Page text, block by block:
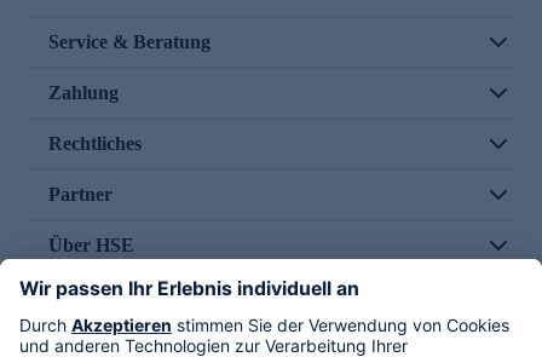
Service & Beratung
Zahlung
Rechtliches
Partner
Über HSE
Im TV
HSE International